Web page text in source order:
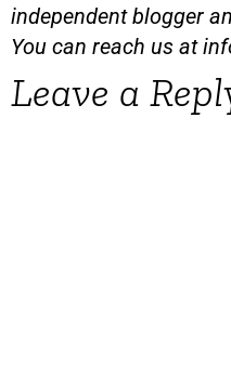
independent blogger
You can reach us at
Leave a